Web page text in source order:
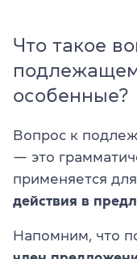
Что такое
особенные?
Вопрос к
— это
применяется для
действия в
Напомним, что